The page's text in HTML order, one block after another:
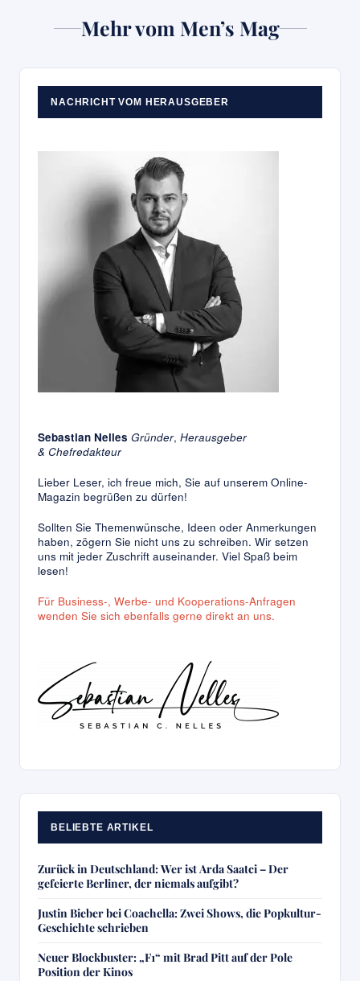
Mehr vom Men’s Mag
NACHRICHT VOM HERAUSGEBER
Sebastian Nelles Gründer, Herausgeber
& Chefredakteur
Lieber Leser, ich freue mich, Sie auf unserem Online-
Magazin begrüßen zu dürfen!
Sollten Sie Themenwünsche, Ideen oder Anmerkungen
haben, zögern Sie nicht uns zu schreiben. Wir setzen
uns mit jeder Zuschrift auseinander. Viel Spaß beim
lesen!
Für Business-, Werbe- und Kooperations-Anfragen
wenden Sie sich ebenfalls gerne direkt an uns.
BELIEBTE ARTIKEL
Zurück in Deutschland: Wer ist Arda Saatci – Der
gefeierte Berliner, der niemals aufgibt?
Justin Bieber bei Coachella: Zwei Shows, die Popkultur-
Geschichte schrieben
Neuer Blockbuster: „F1“ mit Brad Pitt auf der Pole
Position der Kinos